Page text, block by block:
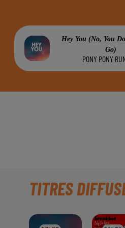
Hey You (no, You
Go)
PONY PONY
TITRES